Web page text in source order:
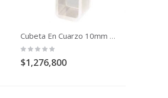
Cubeta En Cuarzo 10mm 3.5ml Medición Rango Visible -Uv Unidad
Rating:
$1,276,800